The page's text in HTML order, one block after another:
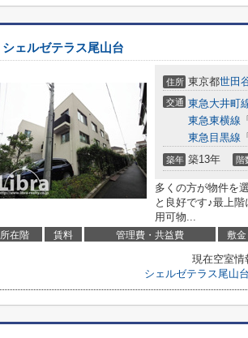
シェルゼテラス尾山台
住所 東京都世田
交通 東急大井町
東急東横線 「
東急目黒線 「
築年 築13年 階
多くの方が物件を
と良好です♪最上
用可物...
所在階 賃料 管理費・共益費 敷金
現在空室情
シェルゼテラス尾山